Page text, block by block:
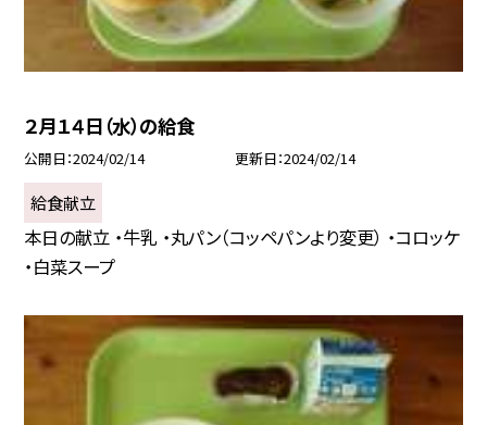
２月１４日（水）の給食
公開日 2024/02/14 更新日 2024/02/14
給食献立
本日の献立 ・牛乳 ・丸パン（コッペパンより変更） ・コロッケ
・白菜スープ